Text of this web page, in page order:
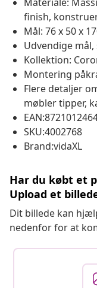
finish,
Mål: 76 x 50 x
Udvendige mål,
Kollektion:
Montering
Flere detaljer
møbler tipper,
SKU:4002768
Brand:vidaXL
Har du købt et
Upload et
Dit billede kan
nedenfor for at